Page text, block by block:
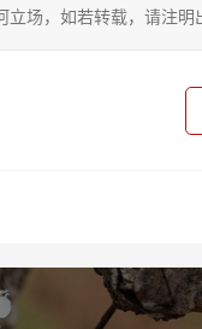
立场，如若转载，请